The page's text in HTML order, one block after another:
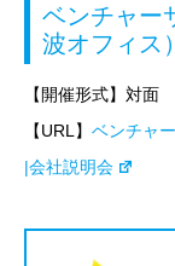
ベンチャー
波オフィス）
【開催形式】対面
【URL】 ベンチャ
|会社説明会